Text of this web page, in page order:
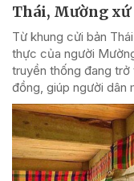
Thái, Mường
Từ khung cửi bản
thực của người
truyền thống đang
đồng, giúp người dân